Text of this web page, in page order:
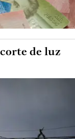
de luz